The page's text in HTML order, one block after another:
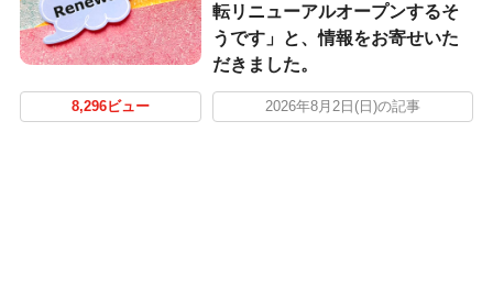
転リニューアルオープンするそ
うです」と、情報をお寄せいた
だきました。
8,296ビュー 2026年8月2日(日)の記事